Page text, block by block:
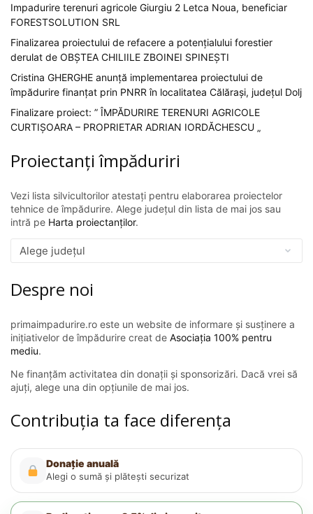
Impadurire terenuri agricole Giurgiu 2 Letca Noua, beneficiar
FORESTSOLUTION SRL
Finalizarea proiectului de refacere a potențialului forestier
derulat de OBȘTEA CHILIILE ZBOINEI SPINEȘTI
Cristina GHERGHE anunță implementarea proiectului de
împădurire finanțat prin PNRR în localitatea Călărași, județul Dolj
Finalizare proiect: ” ÎMPĂDURIRE TERENURI AGRICOLE
CURTIȘOARA – PROPRIETAR ADRIAN IORDĂCHESCU „
Proiectanți împăduriri
Vezi lista silvicultorilor atestați pentru elaborarea proiectelor
tehnice de împădurire. Alege județul din lista de mai jos sau
intră pe Harta proiectanților.
Despre noi
primaimpadurire.ro este un website de informare și susținere a
inițiativelor de împădurire creat de Asociația 100% pentru
mediu.
Ne finanțăm activitatea din donații și sponsorizări. Dacă vrei să
ajuți, alege una din opțiunile de mai jos.
Contribuția ta face diferența
Donație anuală
Alegi o sumă și plătești securizat